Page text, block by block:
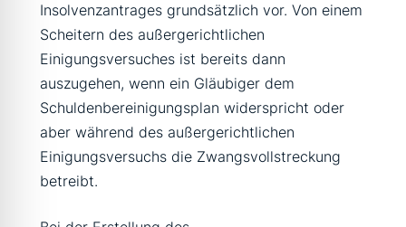
Insolvenzantrages grundsätzlich vor. Von einem
Scheitern des außergerichtlichen
Einigungsversuches ist bereits dann
auszugehen, wenn ein Gläubiger dem
Schuldenbereinigungsplan widerspricht oder
aber während des außergerichtlichen
Einigungsversuchs die Zwangsvollstreckung
betreibt.